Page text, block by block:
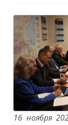
16 ноября